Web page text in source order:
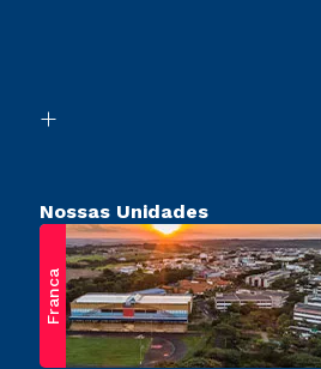
Nossas Unidades
Franca